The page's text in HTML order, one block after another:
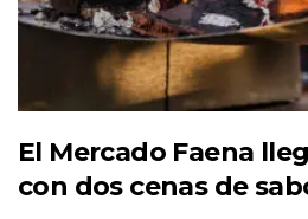
El Mercado Faena
con dos cenas de